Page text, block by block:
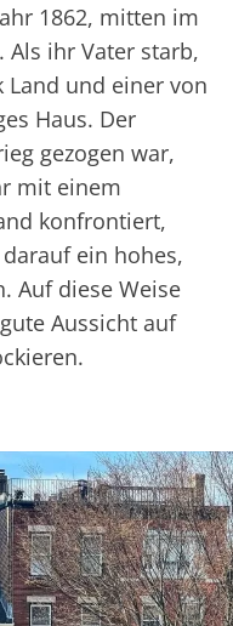
1862, mitten im
ihr Vater starb,
Land und einer von
Haus. Der
gezogen war,
mit einem
konfrontiert,
ein hohes,
Auf diese Weise
Aussicht auf